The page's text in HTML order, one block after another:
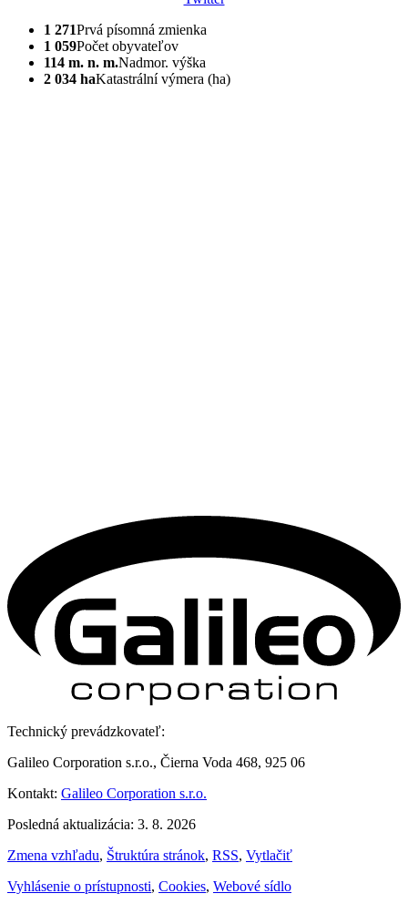
1 271Prvá písomná zmienka
1 059Počet obyvateľov
114 m. n. m.Nadmor. výška
2 034 haKatastrální výmera (ha)
Technický prevádzkovateľ:
Galileo Corporation s.r.o., Čierna Voda 468, 925 06
Kontakt: Galileo Corporation s.r.o.
Posledná aktualizácia: 3. 8. 2026
Zmena vzhľadu, Štruktúra stránok, RSS, Vytlačiť
Vyhlásenie o prístupnosti, Cookies, Webové sídlo